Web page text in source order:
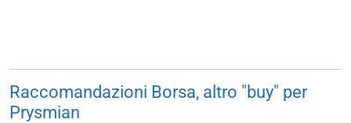
Raccomandazioni Borsa, altro "buy" per
Prysmian